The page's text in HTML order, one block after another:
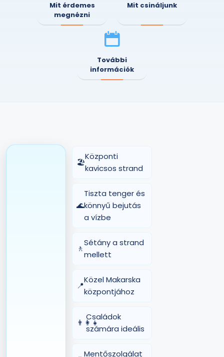
Mit érdemes
megnézni
Mit csináljunk
További
információk
🏖️
Központi
kavicsos strand
🌊
Tiszta tenger és
könnyű bejutás
a vízbe
🚶
Sétány a strand
mellett
📍
Közel Makarska
központjához
👨‍👩‍👧
Családok
számára ideális
Mentőszolgálat